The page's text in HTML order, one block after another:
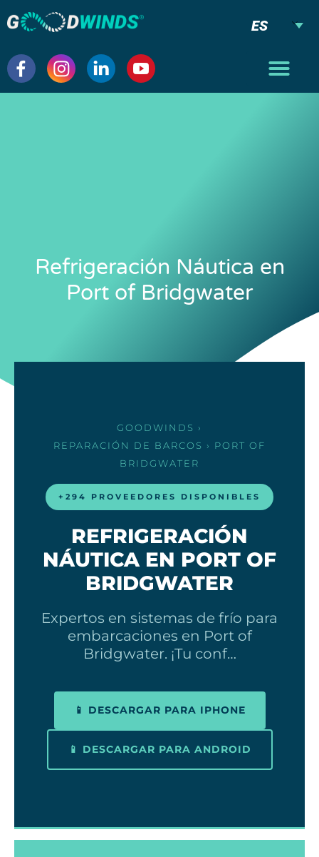
ES
Refrigeración Náutica en
Port of Bridgwater
GOODWINDS ›
REPARACIÓN DE BARCOS › PORT OF
BRIDGWATER
+294 PROVEEDORES DISPONIBLES
REFRIGERACIÓN
NÁUTICA EN PORT OF
BRIDGWATER
Expertos en sistemas de frío para
embarcaciones en Port of
Bridgwater. ¡Tu conf…
📱 DESCARGAR PARA IPHONE
📱 DESCARGAR PARA ANDROID